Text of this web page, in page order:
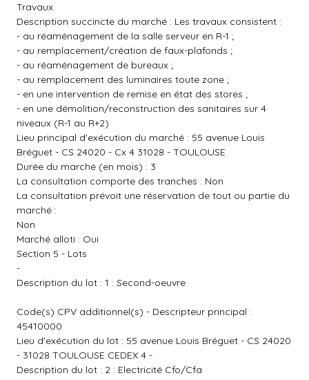
Travaux
Description succincte du marché : Les travaux consistent :
- au réaménagement de la salle serveur en R-1 ;
- au remplacement/création de faux-plafonds ;
- au réaménagement de bureaux ;
- au remplacement des luminaires toute zone ;
- en une intervention de remise en état des stores ;
- en une démolition/reconstruction des sanitaires sur 4
niveaux (R-1 au R+2)
Lieu principal d'exécution du marché : 55 avenue Louis
Bréguet - CS 24020 - Cx 4 31028 - TOULOUSE
Durée du marché (en mois) : 3
La consultation comporte des tranches : Non
La consultation prévoit une réservation de tout ou partie du
marché :
Non
Marché alloti : Oui
Section 5 - Lots
-
Description du lot : 1 : Second-oeuvre
Code(s) CPV additionnel(s) - Descripteur principal :
45410000
Lieu d'exécution du lot : 55 avenue Louis Bréguet - CS 24020
- 31028 TOULOUSE CEDEX 4 -
Description du lot : 2 : Electricité Cfo/Cfa